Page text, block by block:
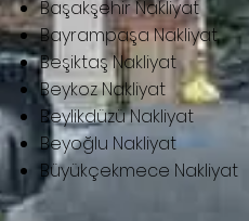
Başakşehir Nakliyat
Bayrampaşa Nakliyat
Beşiktaş Nakliyat
Beykoz Nakliyat
Beylikdüzü Nakliyat
Beyoğlu Nakliyat
Büyükçekmece Nakliyat